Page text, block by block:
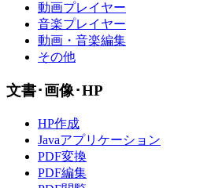
動画プレイヤー
音楽プレイヤー
動画・音楽編集
その他
文書･画像･HP
HP作成
Javaアプリケーション
PDF変換
PDF編集